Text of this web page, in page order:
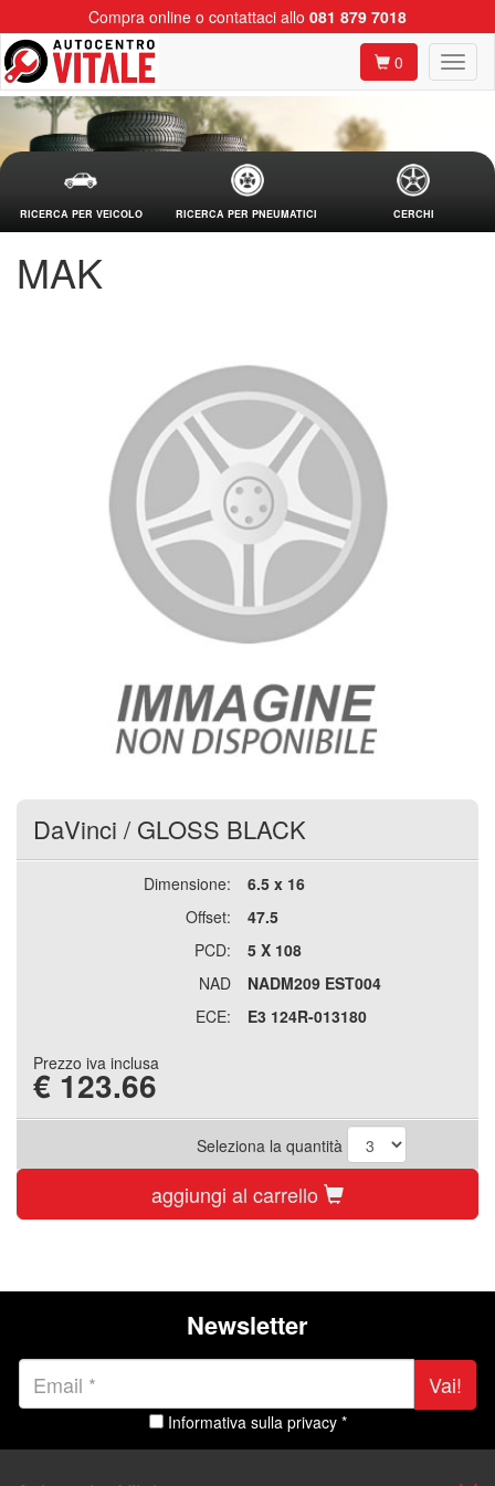
Compra online o contattaci allo 081 879 7018
0
RICERCA PER VEICOLO RICERCA PER PNEUMATICI CERCHI
MAK
DaVinci / GLOSS BLACK
Dimensione:
6.5 x 16
Offset:
47.5
PCD:
5 X 108
NAD
NADM209 EST004
ECE:
E3 124R-013180
Prezzo iva inclusa
€ 123.66
Seleziona la quantità
aggiungi al carrello
Newsletter
Vai!
Informativa sulla privacy *